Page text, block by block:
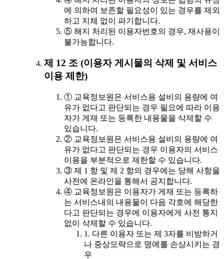
에 의하여 보존할 필요성이 있는 경우를 제외
하고 지체 없이 파기합니다.
⑤ 해지 처리된 이용자번호의 경우, 재사용이
불가능합니다.
제 12 조 (이용자 게시물의 삭제 및 서비스
이용 제한)
① 교육정보원은 서비스용 설비의 용량에 여
유가 없다고 판단되는 경우 필요에 따라 이용
자가 게재 또는 등록한 내용물을 삭제할 수
있습니다.
② 교육정보원은 서비스용 설비의 용량에 여
유가 없다고 판단되는 경우 이용자의 서비스
이용을 부분적으로 제한할 수 있습니다.
③ 제 1 항 및 제 2 항의 경우에는 당해 사항을
사전에 온라인을 통해서 공지합니다.
④ 교육정보원은 이용자가 게재 또는 등록하
는 서비스내의 내용물이 다음 각호에 해당한
다고 판단되는 경우에 이용자에게 사전 통지
없이 삭제할 수 있습니다.
1. 다른 이용자 또는 제 3자를 비방하거
나 중상모략으로 명예를 손상시키는 경
우